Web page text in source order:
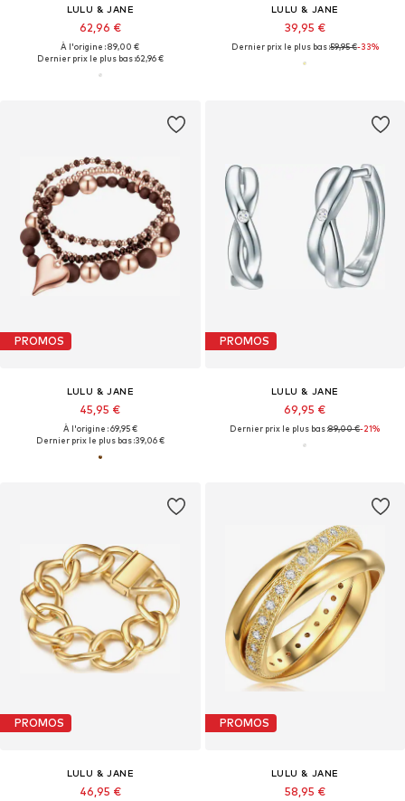
LULU & JANE
62,96 €
À l'origine : 89,00 €
Dernier prix le plus bas :62,96 €
LULU & JANE
39,95 €
Dernier prix le plus bas :59,95 €-33%
PROMOS
LULU & JANE
45,95 €
À l'origine : 69,95 €
Dernier prix le plus bas :39,06 €
PROMOS
LULU & JANE
69,95 €
Dernier prix le plus bas :89,00 €-21%
PROMOS
LULU & JANE
46,95 €
PROMOS
LULU & JANE
58,95 €